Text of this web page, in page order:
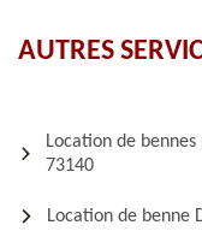
AUTRES
Location de
73140
Location de benne